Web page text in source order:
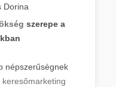
Dorina
szerepe a
népszerűségnek
keresőmarketing